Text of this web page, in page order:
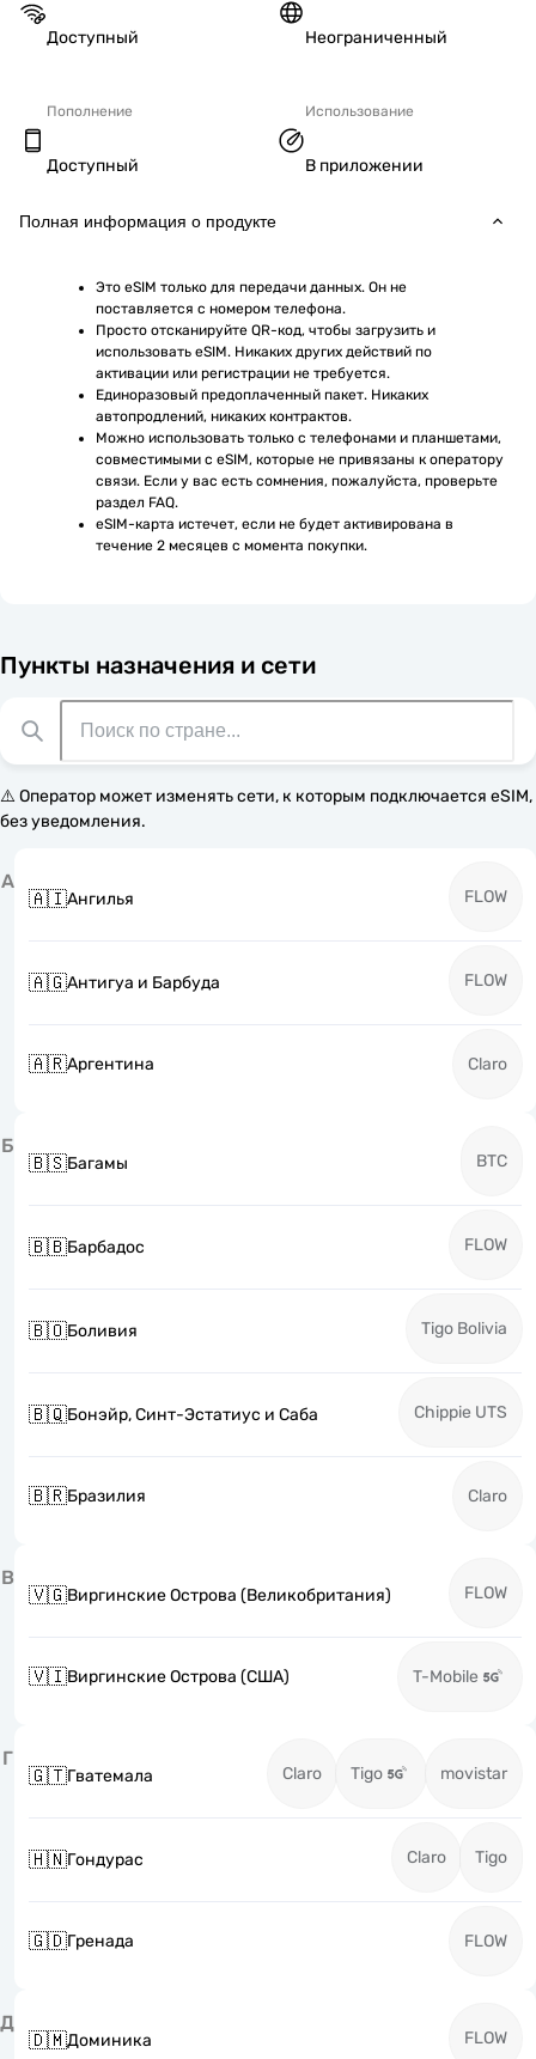
Доступный Неограниченный
Пополнение
Доступный
Использование
В приложении
Полная информация о продукте
Это eSIM только для передачи данных. Он не
поставляется с номером телефона.
Просто отсканируйте QR-код, чтобы загрузить и
использовать eSIM. Никаких других действий по
активации или регистрации не требуется.
Единоразовый предоплаченный пакет. Никаких
автопродлений, никаких контрактов.
Можно использовать только с телефонами и планшетами,
совместимыми с eSIM, которые не привязаны к оператору
связи. Если у вас есть сомнения, пожалуйста, проверьте
раздел FAQ.
eSIM-карта истечет, если не будет активирована в
течение 2 месяцев с момента покупки.
Пункты назначения и сети
⚠️ Оператор может изменять сети, к которым подключается eSIM,
без уведомления.
А
🇦🇮Ангилья FLOW
🇦🇬Антигуа и Барбуда FLOW
🇦🇷Аргентина Claro
Б
🇧🇸Багамы BTC
🇧🇧Барбадос FLOW
🇧🇴Боливия Tigo Bolivia
🇧🇶Бонэйр, Синт-Эстатиус и Саба Chippie UTS
🇧🇷Бразилия Claro
В
🇻🇬Виргинские Острова (Великобритания) FLOW
🇻🇮Виргинские Острова (США) T-Mobile
Г
🇬🇹Гватемала Claro Tigo movistar
🇭🇳Гондурас Claro Tigo
🇬🇩Гренада FLOW
Д
🇩🇲Доминика FLOW